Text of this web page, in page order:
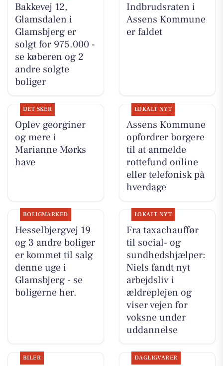
Bakkevej 12,
Glamsdalen i
Glamsbjerg er
solgt for 975.000 -
se køberen og 2
andre solgte
boliger
Indbrudsraten i
Assens Kommune
er faldet
DET SKER
Oplev georginer
og mere i
Marianne Mørks
have
LOKALT NYT
Assens Kommune
opfordrer borgere
til at anmelde
rottefund online
eller telefonisk på
hverdage
BOLIGMARKED
Hesselbjergvej 19
og 3 andre boliger
er kommet til salg
denne uge i
Glamsbjerg - se
boligerne her.
LOKALT NYT
Fra taxachauffør
til social- og
sundhedshjælper:
Niels fandt nyt
arbejdsliv i
ældreplejen og
viser vejen for
voksne under
uddannelse
BILER DAGLIGVARER